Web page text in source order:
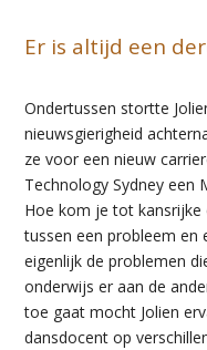
Er is altijd een
Ondertussen stortte
nieuwsgierigheid
ze voor een nieuw
Technology Sydney een
Hoe kom je tot kansrijke
tussen een probleem en
eigenlijk de problemen
onderwijs er aan de
toe gaat mocht Jolien
dansdocent op